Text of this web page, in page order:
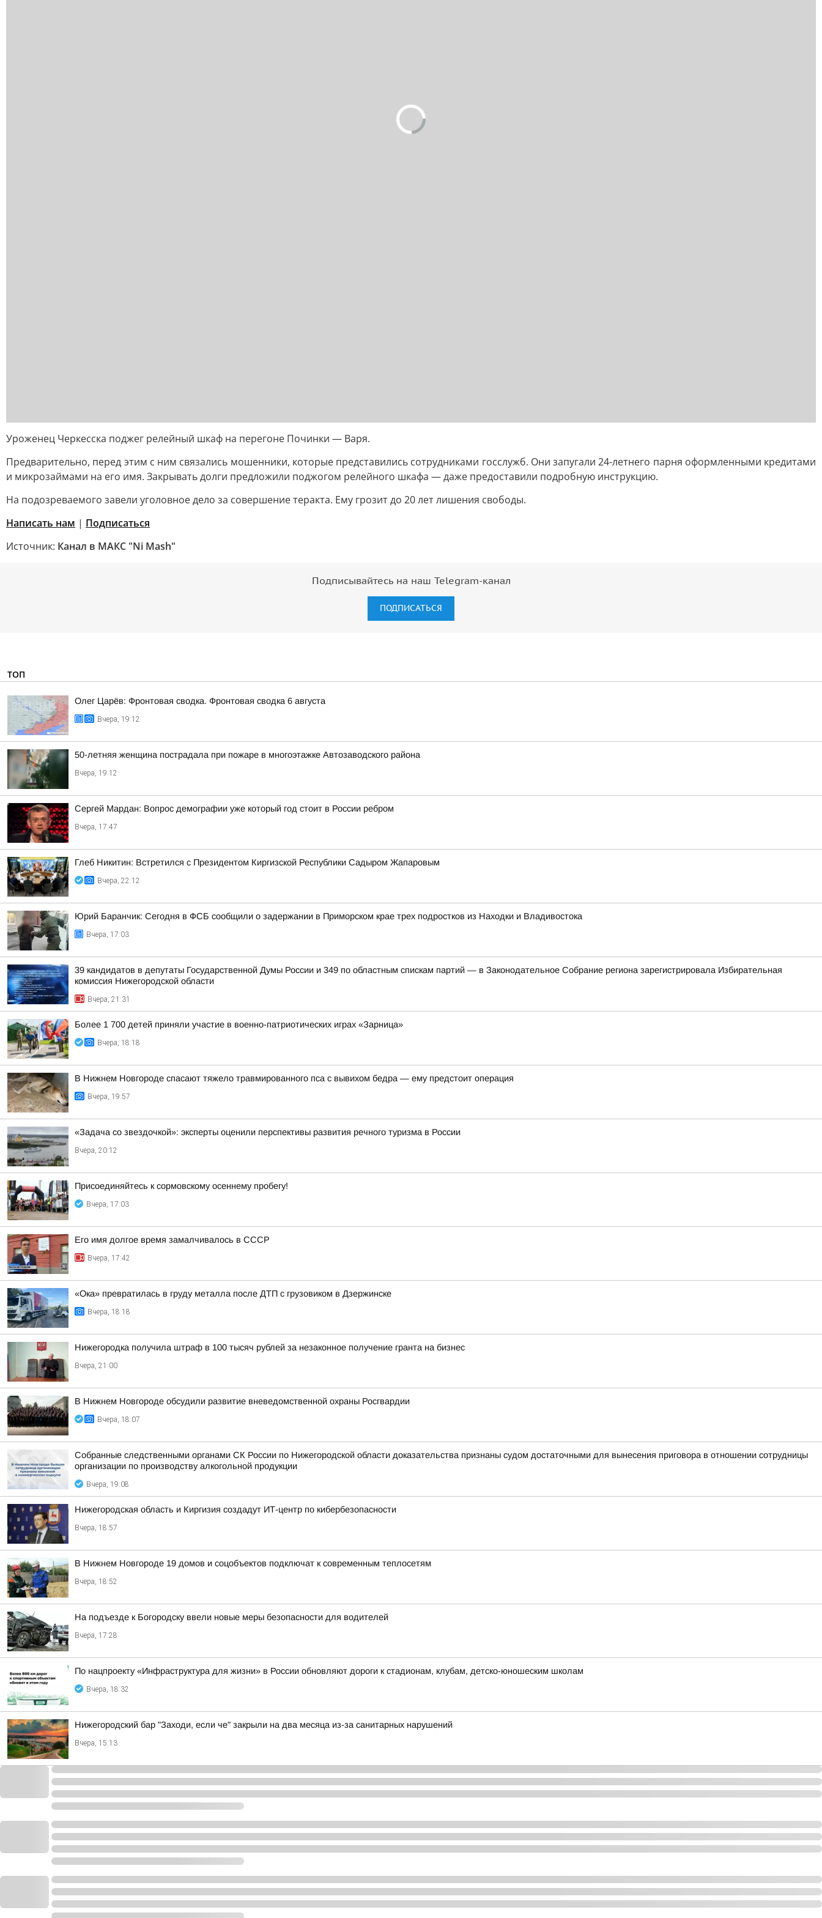
Уроженец Черкесска поджег релейный шкаф на перегоне Починки — Варя.
Предварительно, перед этим с ним связались мошенники, которые представились сотрудниками госслужб. Они запугали 24-летнего парня оформленными кредитами
и микрозаймами на его имя. Закрывать долги предложили поджогом релейного шкафа — даже предоставили подробную инструкцию.
На подозреваемого завели уголовное дело за совершение теракта. Ему грозит до 20 лет лишения свободы.
Написать нам | Подписаться
Источник: Канал в МАКС "Ni Mash"
Подписывайтесь на наш Telegram-канал
ПОДПИСАТЬСЯ
ТОП
Олег Царёв: Фронтовая сводка. Фронтовая сводка 6 августа
Вчера, 19:12
50-летняя женщина пострадала при пожаре в многоэтажке Автозаводского района
Вчера, 19:12
Сергей Мардан: Вопрос демографии уже который год стоит в России ребром
Вчера, 17:47
Глеб Никитин: Встретился с Президентом Киргизской Республики Садыром Жапаровым
Вчера, 22:12
Юрий Баранчик: Сегодня в ФСБ сообщили о задержании в Приморском крае трех подростков из Находки и Владивостока
Вчера, 17:03
39 кандидатов в депутаты Государственной Думы России и 349 по областным спискам партий — в Законодательное Собрание региона зарегистрировала Избирательная
комиссия Нижегородской области
Вчера, 21:31
Более 1 700 детей приняли участие в военно-патриотических играх «Зарница»
Вчера, 18:18
В Нижнем Новгороде спасают тяжело травмированного пса с вывихом бедра — ему предстоит операция
Вчера, 19:57
«Задача со звездочкой»: эксперты оценили перспективы развития речного туризма в России
Вчера, 20:12
Присоединяйтесь к сормовскому осеннему пробегу!
Вчера, 17:03
Его имя долгое время замалчивалось в СССР
Вчера, 17:42
«Ока» превратилась в груду металла после ДТП с грузовиком в Дзержинске
Вчера, 18:18
Нижегородка получила штраф в 100 тысяч рублей за незаконное получение гранта на бизнес
Вчера, 21:00
В Нижнем Новгороде обсудили развитие вневедомственной охраны Росгвардии
Вчера, 18:07
Собранные следственными органами СК России по Нижегородской области доказательства признаны судом достаточными для вынесения приговора в отношении сотрудницы
организации по производству алкогольной продукции
Вчера, 19:08
Нижегородская область и Киргизия создадут ИТ-центр по кибербезопасности
Вчера, 18:57
В Нижнем Новгороде 19 домов и соцобъектов подключат к современным теплосетям
Вчера, 18:52
На подъезде к Богородску ввели новые меры безопасности для водителей
Вчера, 17:28
По нацпроекту «Инфраструктура для жизни» в России обновляют дороги к стадионам, клубам, детско-юношеским школам
Вчера, 18:32
Нижегородский бар "Заходи, если че" закрыли на два месяца из-за санитарных нарушений
Вчера, 15:13